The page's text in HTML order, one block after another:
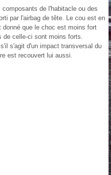
de l'habitacle ou des
par l'airbag de tête. Le cou est en
que le choc est moins fort
de celle-ci sont moins forts.
s'agit d'un impact transversal du
est recouvert lui aussi.